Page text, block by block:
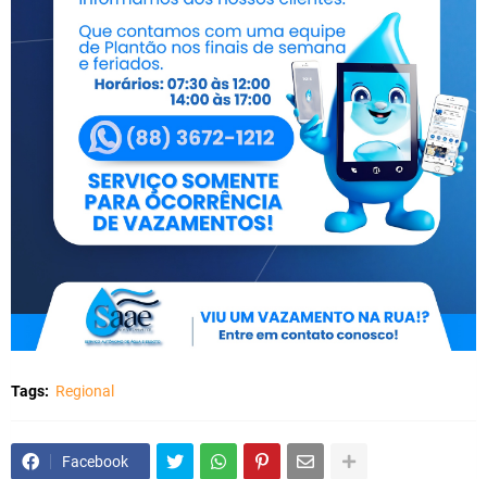
Tags: Regional
Facebook